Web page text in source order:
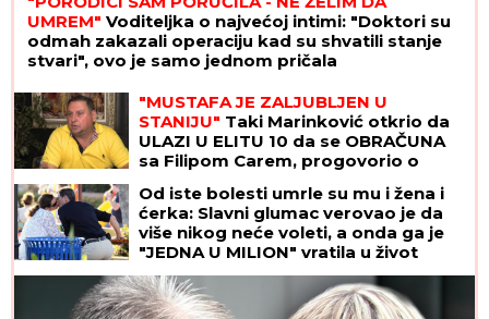
UMREM" Voditeljka o najvećoj intimi: "Doktori su
odmah zakazali operaciju kad su shvatili stanje
stvari", ovo je samo jednom pričala
"MUSTAFA JE ZALJUBLJEN U
STANIJU" Taki Marinković otkrio da
ULAZI U ELITU 10 da se OBRAČUNA
sa Filipom Carem, progovorio o
Od iste bolesti umrle su mu i žena i
ćerka: Slavni glumac verovao je da
više nikog neće voleti, a onda ga je
"JEDNA U MILION" vratila u život